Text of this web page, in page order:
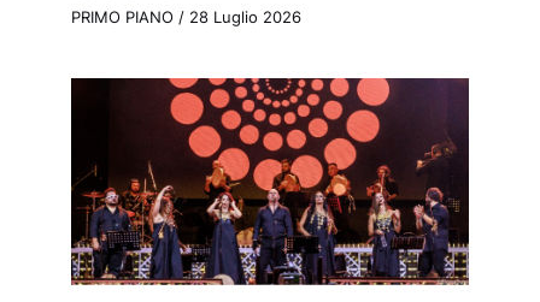
PRIMO PIANO / 28 Luglio 2026